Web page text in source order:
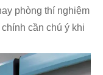
phòng thí nghiệm
cần chú ý khi